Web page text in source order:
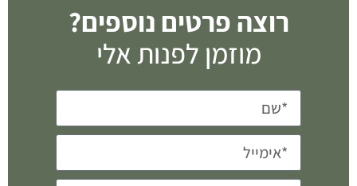
רוצה פרטים נוספים?
מוזמן לפנות אלי